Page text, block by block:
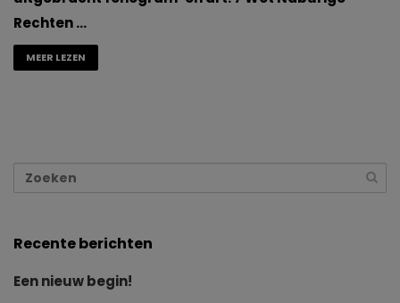
Rechten …
MEER LEZEN
Recente berichten
Een nieuw begin!